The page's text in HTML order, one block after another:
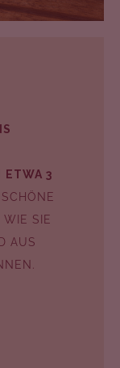
ETWA 3
WIE SIE
AUS